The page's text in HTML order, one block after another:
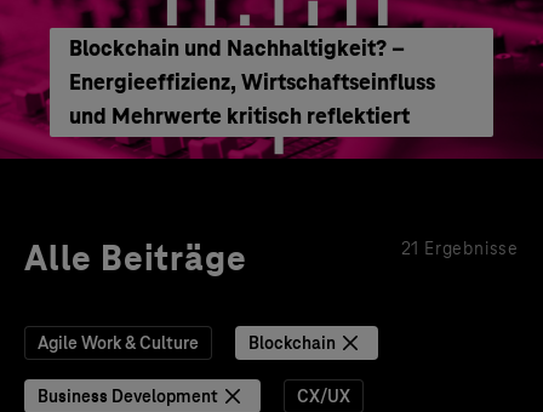
Blockchain und Nachhaltigkeit? –
Energieeffizienz, Wirtschaftseinfluss
und Mehrwerte kritisch reflektiert
Alle Beiträge 21 Ergebnisse
Agile Work & Culture Blockchain
Business Development CX/UX